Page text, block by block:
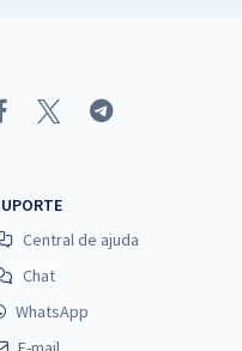
Central de ajuda
Chat
WhatsApp